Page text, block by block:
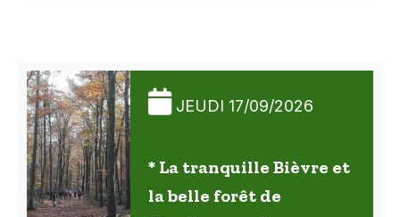
JEUDI 17/09/2026
* La tranquille Bièvre et
la belle forêt de